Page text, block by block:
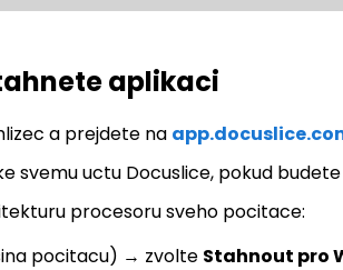
aplikaci
a prejdete na
svemu uctu Docuslice, pokud
procesoru sveho pocitace:
pocitacu) → zvolte Stahnout pro